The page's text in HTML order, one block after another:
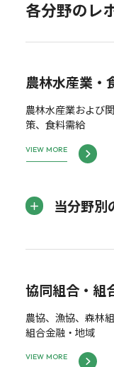
各分野のレ
農林水産業・
農林水産業および
策、食料需給
VIEW MORE
当分野別
協同組合・組
農協、漁協、森林
組合金融・地域
VIEW MORE